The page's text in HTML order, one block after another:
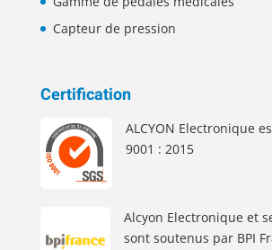
Capteur de pression
Certification
ALCYON Electronique
9001 : 2015
Alcyon Electronique et
sont soutenus par BPI